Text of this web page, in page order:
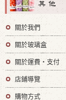
關於我們
關於玻璃盒
關於運費・支付
店鋪導覽
購物方式